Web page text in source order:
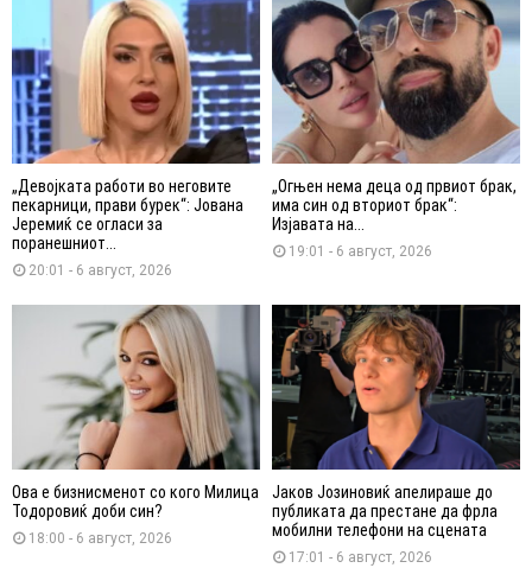
„Девојката работи во неговите
пекарници, прави бурек“: Јована
Јеремиќ се огласи за
поранешниот...
20:01 - 6 август, 2026
„Огњен нема деца од првиот брак,
има син од вториот брак“:
Изјавата на...
19:01 - 6 август, 2026
Ова е бизнисменот со кого Милица
Тодоровиќ доби син?
18:00 - 6 август, 2026
Јаков Јозиновиќ апелираше до
публиката да престане да фрла
мобилни телефони на сцената
17:01 - 6 август, 2026